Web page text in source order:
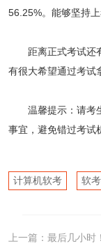
56.25%。能够坚持
距离正式考试还有
有很大希望通过考试
温馨提示：请考生
事宜，避免错过考试
计算机软考 软
上一篇： 最后几小时